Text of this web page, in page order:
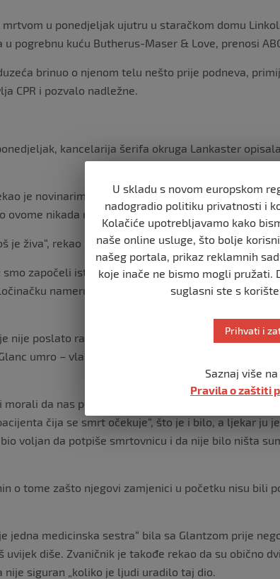
u ponedjeljak ujutru u staračkom domu
pogrebnu kuću Butherus-Maser & Love, prenosi
brinuo o njenom telu nešto prije podneva,
CPR i pozvalo nadležne.
kancelarija šerifa okruga Lankaster
je novinarima zamenik glavnog šerifa okruga
ovome nikada ranije nije došlo do ove tačke.“
je živa“, rekao je Houchin o Glantzu.
smo započeli istragu o tome šta se dogodilo. U
nameru od strane staračkog doma, ali istraga
nije poslato ranije tog dana kada je osoblje u
umro – vlasti su pozvane tek kada je član osoblja
morali da nas pozovu da bi morali da izvršimo istragu
čija se smrt očekuje“, što je i bilo, a ljekar ju
voljan da potpiše smrtovnicu i da nije bilo ništa
o tome zašto njegovi zamjenici u početku nisu bili
jedna medicinska sestra“ bila sa Glantzom prije
uvijek diše. Zvaničnik je takođe rekao da su obično
siguran „koliko je ljudi uradilo taj dio.
U skladu s novom europskom
nadogradio politiku privatnosti i
Kolačiće upotrebljavamo kako
naše online usluge, što bolje
našeg portala, prikaz reklamnih
koje inače ne bismo mogli
suglasni ste s
Prihvati i
Saznaj više
Pravila o zaštiti